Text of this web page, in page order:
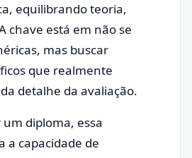
equilibrando teoria,
chave está em não se
mas buscar
que realmente
detalhe da avaliação.
diploma, essa
a capacidade de